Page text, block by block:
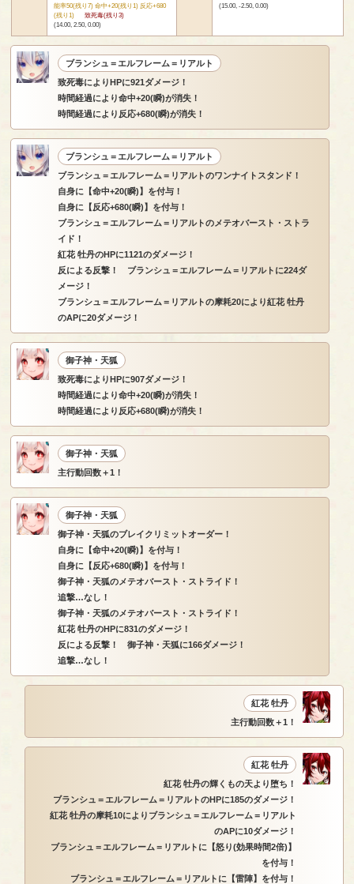
能率50(残り7) 命中+20(残り1) 反応+680
(残り1)
致死毒(残り3)
(14.00, 2.50, 0.00)
(15.00, -2.50, 0.00)
ブランシュ＝エルフレーム＝リアルト
致死毒によりHPに921ダメージ！
時間経過により命中+20(瞬)が消失！
時間経過により反応+680(瞬)が消失！
ブランシュ＝エルフレーム＝リアルト
ブランシュ＝エルフレーム＝リアルトのワンナイトスタンド！
自身に【命中+20(瞬)】を付与！
自身に【反応+680(瞬)】を付与！
ブランシュ＝エルフレーム＝リアルトのメテオバースト・ストラ
イド！
紅花 牡丹のHPに1121のダメージ！
反による反撃！ ブランシュ＝エルフレーム＝リアルトに224ダ
メージ！
ブランシュ＝エルフレーム＝リアルトの摩耗20により紅花 牡丹
のAPに20ダメージ！
御子神・天狐
致死毒によりHPに907ダメージ！
時間経過により命中+20(瞬)が消失！
時間経過により反応+680(瞬)が消失！
御子神・天狐
主行動回数＋1！
御子神・天狐
御子神・天狐のブレイクリミットオーダー！
自身に【命中+20(瞬)】を付与！
自身に【反応+680(瞬)】を付与！
御子神・天狐のメテオバースト・ストライド！
追撃…なし！
御子神・天狐のメテオバースト・ストライド！
紅花 牡丹のHPに831のダメージ！
反による反撃！ 御子神・天狐に166ダメージ！
追撃…なし！
紅花 牡丹
主行動回数＋1！
紅花 牡丹
紅花 牡丹の輝くもの天より堕ち！
ブランシュ＝エルフレーム＝リアルトのHPに185のダメージ！
紅花 牡丹の摩耗10によりブランシュ＝エルフレーム＝リアルト
のAPに10ダメージ！
ブランシュ＝エルフレーム＝リアルトに【怒り(効果時間2倍)】
を付与！
ブランシュ＝エルフレーム＝リアルトに【雷陣】を付与！